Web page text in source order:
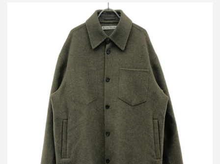
アクネストゥディオズ ソフトウールオーバーシャツジャケット
買取金額9,600円
詳しく見る